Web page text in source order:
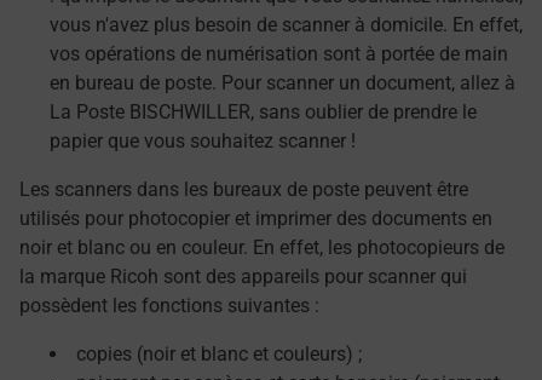
vous n'avez plus besoin de scanner à domicile. En effet,
vos opérations de numérisation sont à portée de main
en bureau de poste. Pour scanner un document, allez à
La Poste BISCHWILLER, sans oublier de prendre le
papier que vous souhaitez scanner !
Les scanners dans les bureaux de poste peuvent être
utilisés pour photocopier et imprimer des documents en
noir et blanc ou en couleur. En effet, les photocopieurs de
la marque Ricoh sont des appareils pour scanner qui
possèdent les fonctions suivantes :
copies (noir et blanc et couleurs) ;